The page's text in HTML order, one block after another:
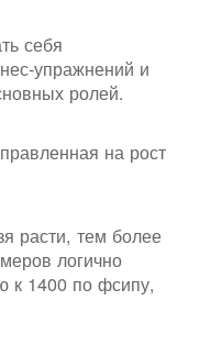
себя
упражнений и
ролей.
на рост
расти, тем более
логично
к 1400 по фсипу,